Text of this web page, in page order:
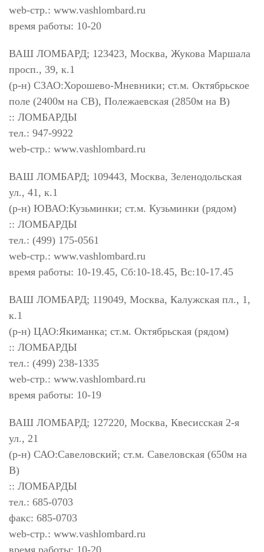
web-стр.: www.vashlombard.ru
время работы: 10-20
ВАШ ЛОМБАРД; 123423, Москва, Жукова Маршала
просп., 39, к.1
(р-н) СЗАО:Хорошево-Мневники; ст.м. Октябрьское
поле (2400м на СВ), Полежаевская (2850м на В)
:: ЛОМБАРДЫ
тел.: 947-9922
web-стр.: www.vashlombard.ru
ВАШ ЛОМБАРД; 109443, Москва, Зеленодольская
ул., 41, к.1
(р-н) ЮВАО:Кузьминки; ст.м. Кузьминки (рядом)
:: ЛОМБАРДЫ
тел.: (499) 175-0561
web-стр.: www.vashlombard.ru
время работы: 10-19.45, Сб:10-18.45, Вс:10-17.45
ВАШ ЛОМБАРД; 119049, Москва, Калужская пл., 1,
к.1
(р-н) ЦАО:Якиманка; ст.м. Октябрьская (рядом)
:: ЛОМБАРДЫ
тел.: (499) 238-1335
web-стр.: www.vashlombard.ru
время работы: 10-19
ВАШ ЛОМБАРД; 127220, Москва, Квесисская 2-я
ул., 21
(р-н) САО:Савеловский; ст.м. Савеловская (650м на
В)
:: ЛОМБАРДЫ
тел.: 685-0703
факс: 685-0703
web-стр.: www.vashlombard.ru
время работы: 10-20